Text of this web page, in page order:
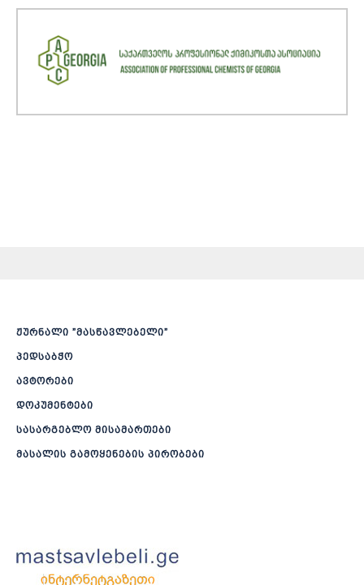
ჟურნალი ”მასწავლებელი”
პედსაბჭო
ავტორები
დოკუმენტები
სასარგებლო მისამართები
მასალის გამოყენების პირობები